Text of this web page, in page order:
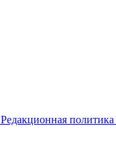
Редакционная политика